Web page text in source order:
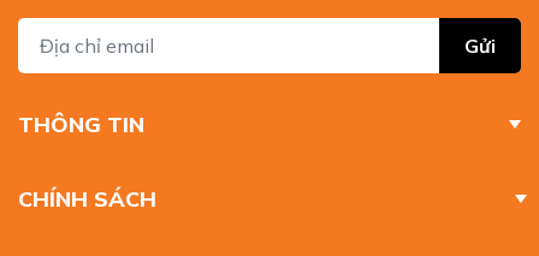
Gửi
THÔNG TIN
CHÍNH SÁCH